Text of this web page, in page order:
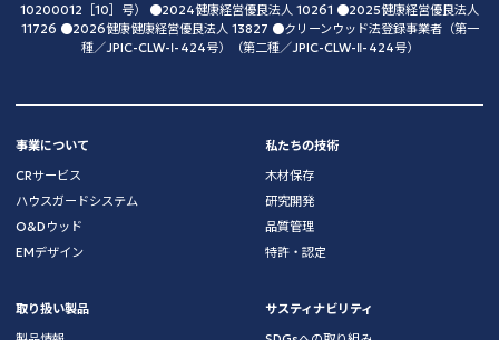
10200012［10］号） ●2024健康経営優良法人 10261 ●2025健康経営優良法人
11726 ●2026健康健康経営優良法人 13827 ●クリーンウッド法登録事業者（第一
種／JPIC-CLW-Ⅰ-424号）（第二種／JPIC-CLW-Ⅱ-424号）
事業について
CRサービス
ハウスガードシステム
O&Dウッド
EMデザイン
私たちの技術
木材保存
研究開発
品質管理
特許・認定
取り扱い製品
サスティナビリティ